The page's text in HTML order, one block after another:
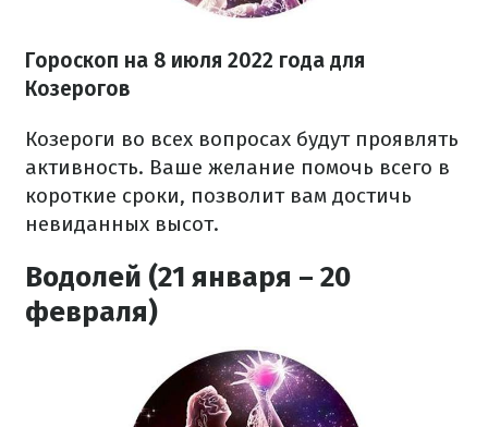
Гороскоп на 8 июля 2022 года для
Козерогов
Козероги во всех вопросах будут проявлять
активность. Ваше желание помочь всего в
короткие сроки, позволит вам достичь
невиданных высот.
Водолей (21 января – 20
февраля)